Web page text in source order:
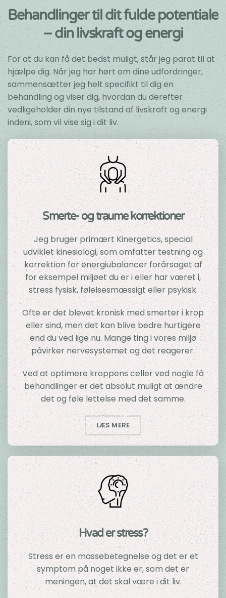
Behandlinger til dit fulde potentiale
– din livskraft og energi
For at du kan få det bedst muligt, står jeg parat til at
hjælpe dig. Når jeg har hørt om dine udfordringer,
sammensætter jeg helt specifikt til dig en
behandling og viser dig, hvordan du derefter
vedligeholder din nye tilstand af livskraft og energi
indeni, som vil vise sig i dit liv.
Smerte- og traume korrektioner
Jeg bruger primært Kinergetics, special
udviklet kinesiologi, som omfatter testning og
korrektion for energiubalancer forårsaget af
for eksempel miljøet du er i eller har været i,
stress fysisk, følelsesmæssigt eller psykisk.
Ofte er det blevet kronisk med smerter i krop
eller sind, men det kan blive bedre hurtigere
end du ved lige nu. Mange ting i vores miljø
påvirker nervesystemet og det reagerer.
Ved at optimere kroppens celler ved nogle få
behandlinger er det absolut muligt at ændre
det og føle lettelse med det samme.
LÆS MERE
Hvad er stress?
Stress er en massebetegnelse og det er et
symptom på noget ikke er, som det er
meningen, at det skal være i dit liv.